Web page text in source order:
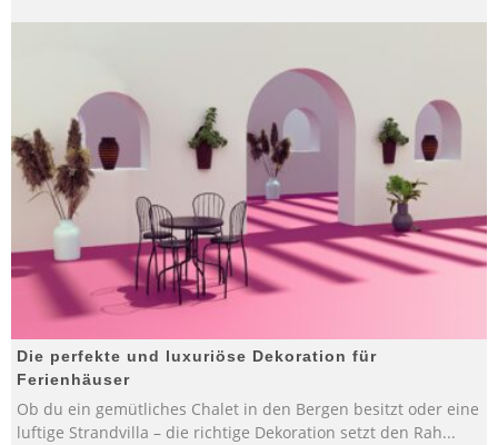
Die perfekte und luxuriöse Dekoration für
Ferienhäuser
Ob du ein gemütliches Chalet in den Bergen besitzt oder eine
luftige Strandvilla – die richtige Dekoration setzt den Rah...